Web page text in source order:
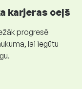
karjeras ceļš
progresē
lai iegūtu